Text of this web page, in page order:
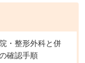
・整形外科と併
確認手順